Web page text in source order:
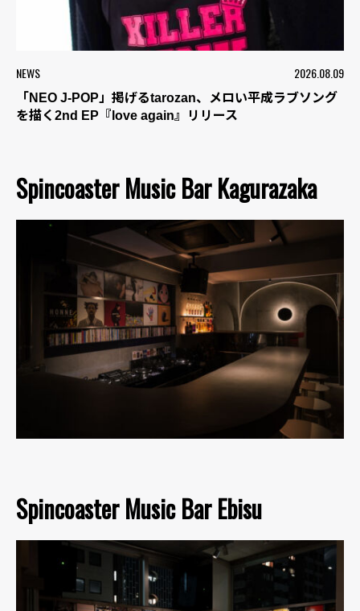
NEWS 2026.08.09
「NEO J-POP」掲げるtarozan、メロい平成ラブソング
を描く2nd EP『love again』リリース
Spincoaster Music Bar Kagurazaka
Spincoaster Music Bar Ebisu